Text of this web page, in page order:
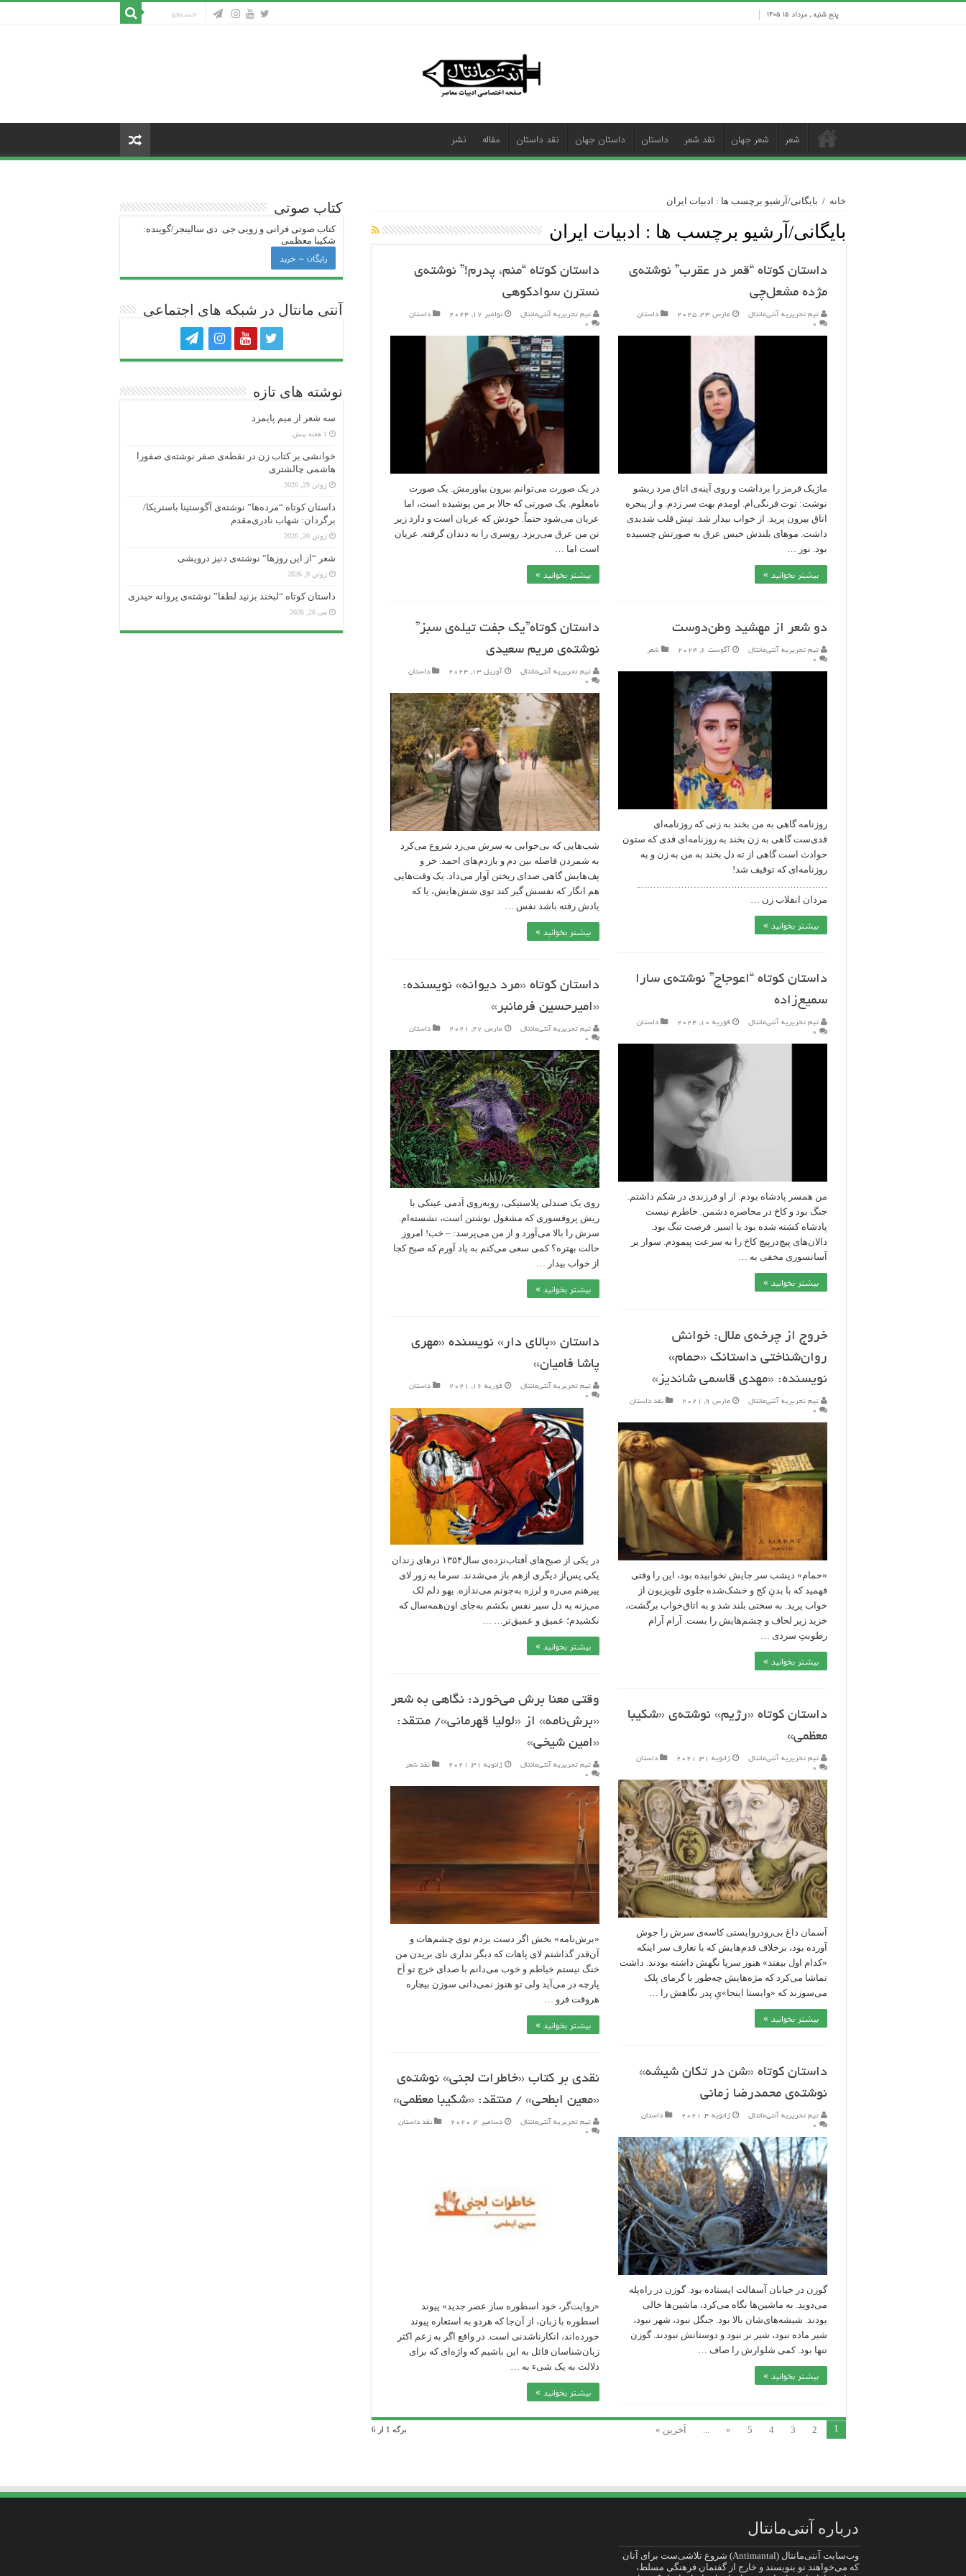
پنج شنبه , مرداد ۱۵ ۱۴۰۵
شعر شعر جهان نقد شعر داستان داستان جهان نقد داستان مقاله نشر
خانه / بایگانی/آرشیو برچسب ها : ادبیات ایران
بایگانی/آرشیو برچسب ها : ادبیات ایران
داستان کوتاه “قمر در عقرب” نوشته‌ی
مژده مشعل‌چی
تیم تحریریه آنتی‌مانتال مارس 23, 2025
داستان
۰
ماژیک قرمز را برداشت و روی آینه‌ی اتاق مرد ریشو
نوشت: توت فرنگی‌ام. اومدم بهت سر زدم. و از پنجره
اتاق بیرون پرید. از خواب بیدار شد. تپش قلب شدیدی
داشت. موهای بلندش خیس عرق به صورتش چسبیده
بود. نور …
بیشتر بخوانید »
داستان کوتاه “منم، پدرم!” نوشته‌ی
نسترن سوادکوهی
تیم تحریریه آنتی‌مانتال نوامبر 17, 2024
داستان
۰
در یک صورت می‌توانم بیرون بیاورمش. یک صورت
نامعلوم. یک صورتی که حالا بر من پوشیده است، اما
عریان می‌شود حتماً. خودش که عریان است و دارد زیر
تن من عرق می‌ریزد. روسری را به دندان گرفته. عریان
است اما …
بیشتر بخوانید »
دو شعر از مهشید وطن‌دوست
تیم تحریریه آنتی‌مانتال آگوست 6, 2024
شعر
۰
روزنامه گاهی به من بخند به زنی که روزنامه‌ای
قدی‌ست گاهی به زن بخند به روزنامه‌ای قدی که ستون
حوادث است گاهی از ته دل بخند به من به زن و به
روزنامه‎‌ای که توقیف شد!
……………………………………………………..
مردان انقلاب زن …
بیشتر بخوانید »
داستان کوتاه”یک جفت تیله‌ی سبز”
نوشته‌ی مریم سعیدی
تیم تحریریه آنتی‌مانتال آوریل 13, 2024
داستان
۰
شب‌هایی که بی‌خوابی به سرش می‌زد شروع می‌کرد
به شمردن فاصله بین دم و بازدم‌های احمد. خر و
پف‌هایش گاهی صدای ریختن آوار می‌داد. یک وقت‌هایی
هم انگار که نفسش گیر کند توی شش‌هایش، یا که
یادش رفته باشد نفس …
بیشتر بخوانید »
داستان کوتاه “اعوجاج” نوشته‌ی سارا
سمیع‌زاده
تیم تحریریه آنتی‌مانتال فوریه 10, 2024
داستان
۰
من همسر پادشاه بودم. از او فرزندی در شکم داشتم.
جنگ بود و کاخ در محاصره دشمن. خاطرم نیست
پادشاه کشته شده بود یا اسیر. فرصت تنگ بود.
دالان‌های پیچ‌درپیچ کاخ را به سرعت پیمودم. سوار بر
آسانسوری مخفی به …
بیشتر بخوانید »
داستان کوتاه «مرد دیوانه» نویسنده:
«امیرحسین فرمانبر»
تیم تحریریه آنتی‌مانتال مارس 27, 2021
داستان
۰
روی یک صندلی پلاستیکی، روبه‌روی آدمی عینکی با
ریش پروفسوری که مشغول نوشتن است، نشسته‌ام.
سرش را بالا می‌آورد و از من می‌پرسد: – خب! امروز
حالت بهتره؟ کمی سعی می‌کنم به یاد آورم که صبح کجا
از خواب بیدار …
بیشتر بخوانید »
خروج از چرخه‌ی ملال: خوانش
روان‌شناختی داستانک «حمام»
نویسنده: «مهدی قاسمی شاندیز»
تیم تحریریه آنتی‌مانتال مارس 9, 2021
نقد داستان
۰
«حمام» دیشب سر جایش نخوابیده بود، این را وقتی
فهمید که با بدنِ کج و خشک‌شده جلوی تلویزیون از
خواب پرید. به سختی بلند شد و به اتاق‌خواب برگشت،
خزید زیر لحاف و چشم‌هایش را بست. آرام آرام
رطوبتِ سردی …
بیشتر بخوانید »
داستان «بالای دار» نویسنده «مهری
پاشا فامیان»
تیم تحریریه آنتی‌مانتال فوریه 16, 2021
داستان
۰
در یکی از صبح‌های آفتاب‌نزده‌ی سال۱۳۵۴ درهای زندان
یکی پس‌از دیگری از‌هم باز می‌شدند. سرما به زور لای
پیرهنم می‌ره و لرزه به‌جونم می‌ندازه. یهو دلم لک
می‌زنه یه دل سیر نفس بکشم به‌جای اون‌همه‌سال که
نکشیدم؛ عمیق و عمیق‌تر… …
بیشتر بخوانید »
وقتی معنا برش می‌خورد: نگاهی به شعر
«برش‌نامه» از «لولیا قهرمانی»/ منتقد:
«امین شیخی»
تیم تحریریه آنتی‌مانتال ژانویه 31, 2021
نقد شعر
۰
«برش‌نامه» بخش اگر دست بردم توی چشم‌هات و
آن‌قدر گذاشتم لای پاهات که دیگر نداری نای بریدن من
خنگ نیستم خیاطم و خوب می‌دانم با صدای خرچ تو آخ
پارچه‌ در می‌آید ولی تو هنوز نمی‌دانی سوزن بیچاره
هروقت فرو …
بیشتر بخوانید »
داستان کوتاه «رژیم» نوشته‌ی «شکیبا
معظمی»
تیم تحریریه آنتی‌مانتال ژانویه 31, 2021
داستان
۰
آسمان داغ بی‌رودروایستی کاسه‌ی سرش را جوش
آورده بود، برخلاف قدم‌هایش که با تعارف سر اینکه
«کدام اول بیفتد» هنوز سرپا نگهش داشته بودند. داشت
تماشا می‌کرد که مژه‌هایش چه‌طور با گرمای پلک
می‌سوزند که «وایستا اینجا»یِ پدر نگاهش را …
بیشتر بخوانید »
داستان کوتاه «شن در تکان شیشه»
نوشته‌ی محمدرضا زمانی
تیم تحریریه آنتی‌مانتال ژانویه 4, 2021
داستان
۰
گوزن در خیابان آسفالت ایستاده بود. گوزن در راه‌پله
می‌دوید. به ماشین‌ها نگاه می‌کرد، ماشین‌ها خالی
بودند. شیشه‌های‌شان بالا بود. جنگل نبود، شهر نبود،
شیر ماده نبود، شیر نر نبود و دوستانش نبودند. گوزن
تنها بود. کمی شلوارش را صاف …
بیشتر بخوانید »
نقدی بر کتاب «خاطرات لجنی» نوشته‌ی
«معین ابطحی» / منتقد: «شکیبا معظمی»
تیم تحریریه آنتی‌مانتال دسامبر 4, 2020
نقد داستان
۰
«روایت‌گر، خود اسطوره ساز عصر جدید» پیوند
اسطوره با زبان، از آن‌جا که هردو به استعاره پیوند
خورده‌اند، انکارناشدنی است. در واقع اگر به زعم اکثر
زبان‌شناسان قائل به این باشیم که واژه‌ای که برای
دلالت به یک شیء به …
بیشتر بخوانید »
برگه 1 از 6 1
2
3
4
5
»
... آخرین »
کتاب صوتی
کتاب صوتی فرانی و زویی جی‌. دی سالینجر/گوینده:
شکیبا معظمی
رایگان – خرید
آنتی ‌مانتال در شبکه های اجتماعی
نوشته های تازه
سه شعر از میم پایمزد
1 هفته پیش
خوانشی بر کتاب زن در نقطه‌ی صفر نوشته‌ی صفورا
هاشمی چالشتری
ژوئن 29, 2026
داستان کوتاه “مرده‌ها” نوشته‌ی آگوستینا باستریکا/
برگردان: شهاب نادری‌مقدم
ژوئن 20, 2026
شعر “از این روزها” نوشته‌ی دنیز درویشی
ژوئن 9, 2026
داستان کوتاه “لبخند بزنید لطفا” نوشته‌ی پروانه حیدری
می 26, 2026
درباره آنتی‌مانتال
وب‌سایت آنتی‌مانتال (Antimantal) شروع تلاشی‌ست برای آنان
که می‌خواهند نو بنویسند و خارج از گفتمان فرهنگی مسلط،